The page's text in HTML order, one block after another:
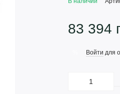
83 394
Войти для